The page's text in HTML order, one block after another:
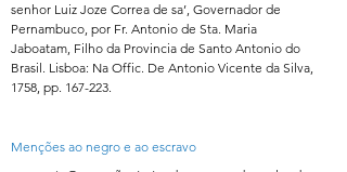
senhor Luiz Joze Correa de sa’, Governador de
Pernambuco, por Fr. Antonio de Sta. Maria
Jaboatam, Filho da Provincia de Santo Antonio do
Brasil. Lisboa: Na Offic. De Antonio Vicente da Silva,
1758, pp. 167-223.
Menções ao negro e ao escravo